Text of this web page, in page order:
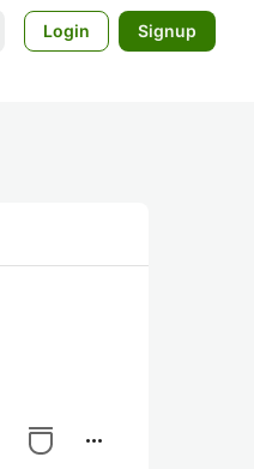
Login Signup
more_horiz